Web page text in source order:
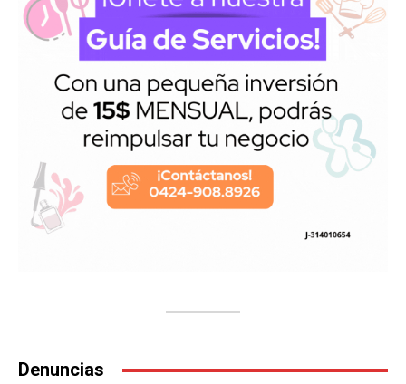
Denuncias